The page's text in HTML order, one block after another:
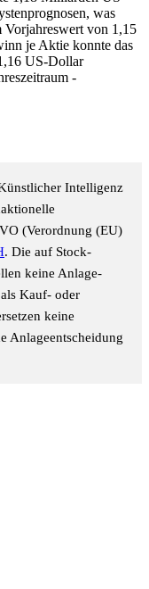
was
Vorjahreswert von 1,15
je Aktie konnte das
US-Dollar
-
Intelligenz
(Verordnung (EU)
. Die auf Stock-
keine Anlage-
Kauf- oder
keine
Anlageentscheidung